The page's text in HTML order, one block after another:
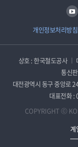
개인정보처리방침
유튜브
상호 : 한국철도공사
통신
대전광역시 동구 중앙로
대표전화 :
COPYRIGHT ⓒ
계